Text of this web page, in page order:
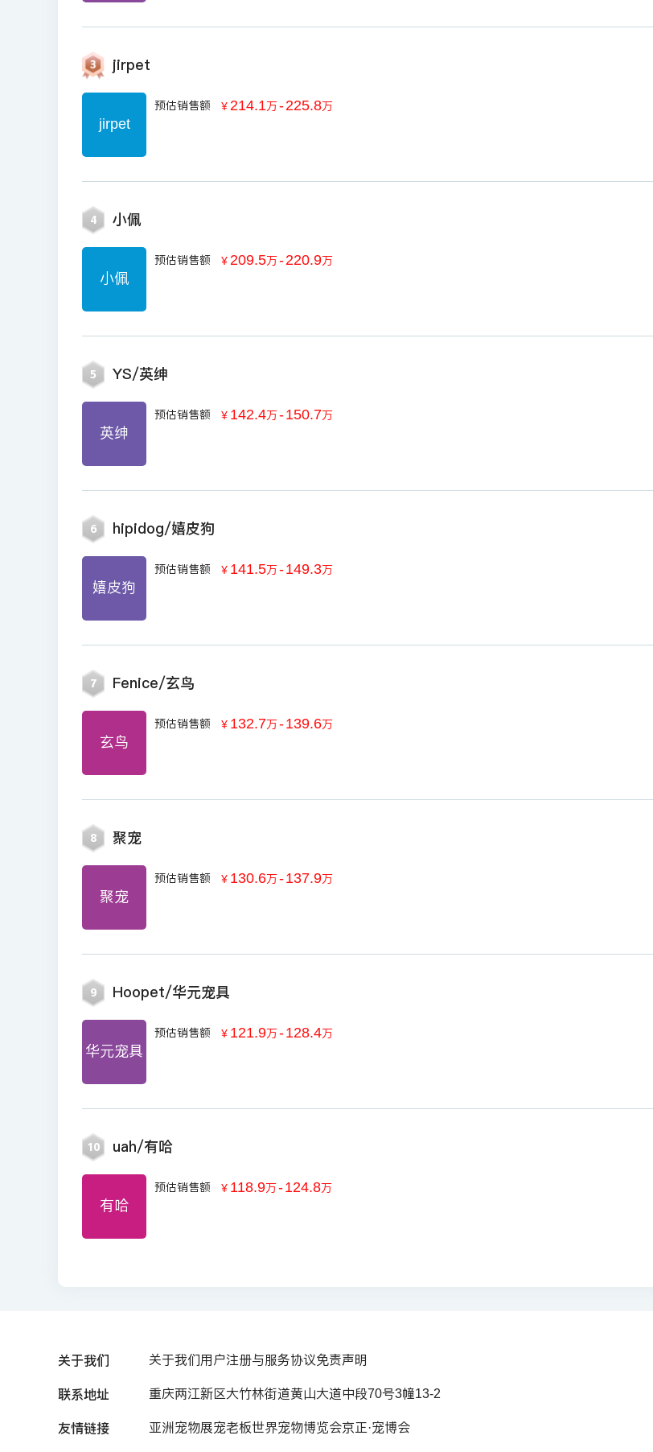
jirpet
jirpet
预估销售额 ￥ 214.1万-225.8万
4 小佩
小佩
预估销售额 ￥ 209.5万-220.9万
5 YS/英绅
英绅
预估销售额 ￥ 142.4万-150.7万
6 hipidog/嬉皮狗
嬉皮狗
预估销售额 ￥ 141.5万-149.3万
7 Fenice/玄鸟
玄鸟
预估销售额 ￥ 132.7万-139.6万
8 聚宠
聚宠
预估销售额 ￥ 130.6万-137.9万
9 Hoopet/华元宠具
华元宠具
预估销售额 ￥ 121.9万-128.4万
10 uah/有哈
有哈
预估销售额 ￥ 118.9万-124.8万
关于我们 关于我们用户注册与服务协议免责声明
联系地址 重庆两江新区大竹林街道黄山大道中段70号3幢13-2
友情链接 亚洲宠物展宠老板世界宠物博览会京正·宠博会